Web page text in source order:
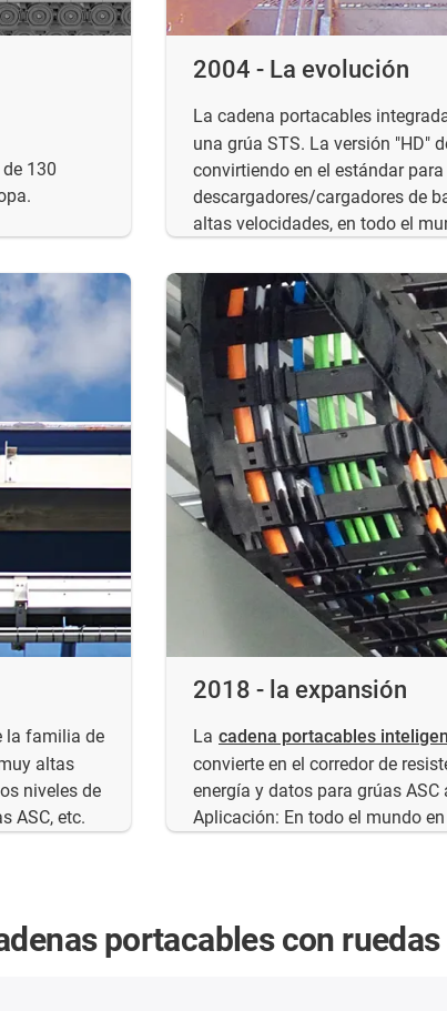
130
2004 - La evolución
La cadena portacables
una grúa STS. La versión "HD"
convirtiendo en el estándar
descargadores/cargadores de
altas velocidades, en todo el
la familia de
altas
niveles de
ASC, etc.
2018 - la expansión
La cadena portacables
convierte en el corredor de
energía y datos para grúas
Aplicación: En todo el mundo
portacables con